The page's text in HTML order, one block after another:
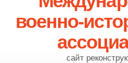
военно-
сайт